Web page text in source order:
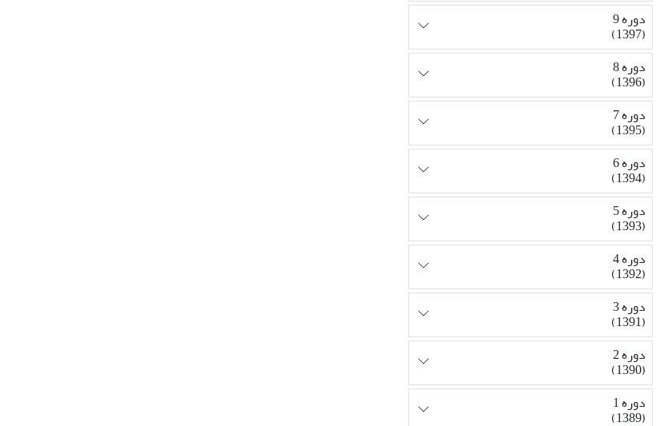
دوره 9
(1397)
دوره 8
(1396)
دوره 7
(1395)
دوره 6
(1394)
دوره 5
(1393)
دوره 4
(1392)
دوره 3
(1391)
دوره 2
(1390)
دوره 1
(1389)